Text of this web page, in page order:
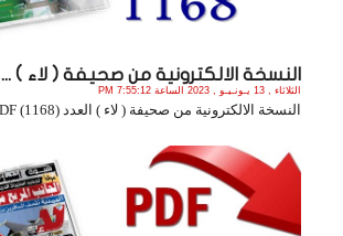
النسخة الالكترونية من صحيفة ( لاء ) ...
الثلاثاء , 13 يـونـيـو , 2023 الساعة 7:55:12 PM
النسخة الالكترونية من صحيفة ( لاء ) العدد (1168) PDF. .